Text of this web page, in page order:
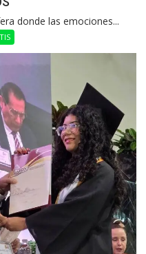
donde las emociones...